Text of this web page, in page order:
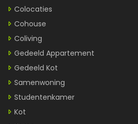
Colocaties
Cohouse
Coliving
Gedeeld Appartement
Gedeeld Kot
Samenwoning
Studentenkamer
Kot